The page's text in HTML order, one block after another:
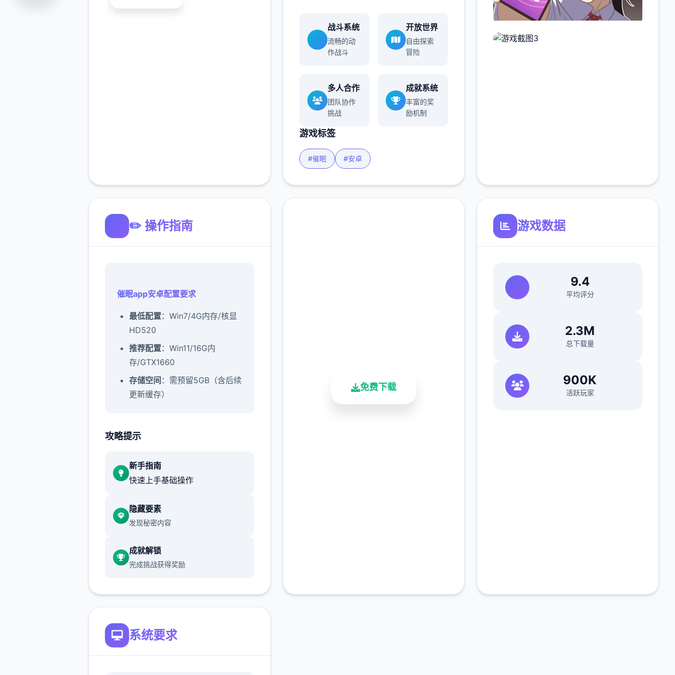
战斗系统
流畅的动
作战斗
开放世界
自由探索
冒险
多人合作
团队协作
挑战
成就系统
丰富的奖
励机制
游戏标签
#催眠 #安卓
✏️ 操作指南
催眠app安卓配置要求
​最低配置​​：Win7/4G内存/核显
HD520
​推荐配置​​：Win11/16G内
存/GTX1660
​存储空间​ ​：需预留5GB（含后续
更新缓存）
催眠app攻略：
新增chuang戏功能
现在可以进行床戏教学了
体育仓库和保健室均可触发chuang
保健室原本计划在特定时机解锁，
现在可以用剃刀自由修剪毛形状
该功能其实早已开发完成，但因未
攻略提示
新手指南
快速上手基础操作
隐藏要素
发现秘密内容
成就解锁
完成挑战获得奖励
免费下载
游戏数据
9.4
平均评分
2.3M
总下载量
900K
活跃玩家
系统要求